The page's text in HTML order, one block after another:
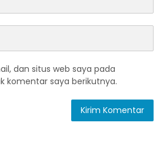
dan situs web saya pada
komentar saya berikutnya.